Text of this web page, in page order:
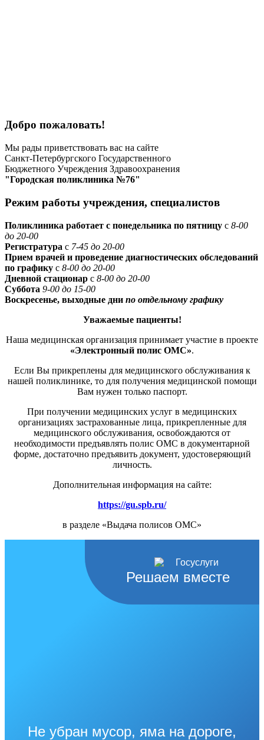
Добро пожаловать!
Мы рады приветствовать вас на сайте
Санкт-Петербургского Государственного
Бюджетного Учреждения Здравоохранения
"Городская поликлиника №76"
Режим работы учреждения, специалистов
Поликлиника работает с понедельника по пятницу с 8-00
до 20-00
Регистратура с 7-45 до 20-00
Прием врачей и проведение диагностических обследований
по графику с 8-00 до 20-00
Дневной стационар с 8-00 до 20-00
Суббота 9-00 до 15-00
Воскресенье, выходные дни по отдельному графику
Уважаемые пациенты!
Наша медицинская организация принимает участие в проекте
«Электронный полис ОМС».
Если Вы прикреплены для медицинского обслуживания к
нашей поликлинике, то для получения медицинской помощи
Вам нужен только паспорт.
При получении медицинских услуг в медицинских
организациях застрахованные лица, прикрепленные для
медицинского обслуживания, освобождаются от
необходимости предъявлять полис ОМС в документарной
форме, достаточно предъявить документ, удостоверяющий
личность.
Дополнительная информация на сайте:
https://gu.spb.ru/
в разделе «Выдача полисов ОМС»
Решаем вместе
Не убран мусор, яма на дороге,